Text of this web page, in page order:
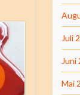
Juli
Juni
Mai